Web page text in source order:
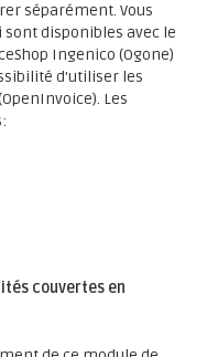
séparément. Vous
disponibles avec le
Ingenico (Ogone)
d'utiliser les
Les
couvertes en